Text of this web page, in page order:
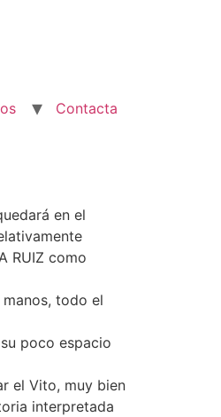
Contacta
en el
RUIZ como
manos, todo el
poco espacio
el Vito, muy bien
interpretada